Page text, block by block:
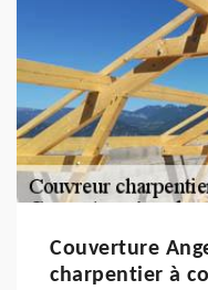
Couverture
charpentier à